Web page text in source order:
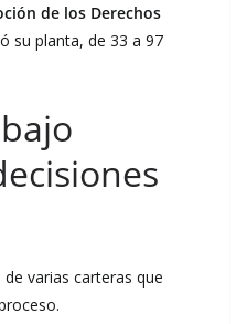
de los Derechos
su planta, de 33 a 97
varias carteras que